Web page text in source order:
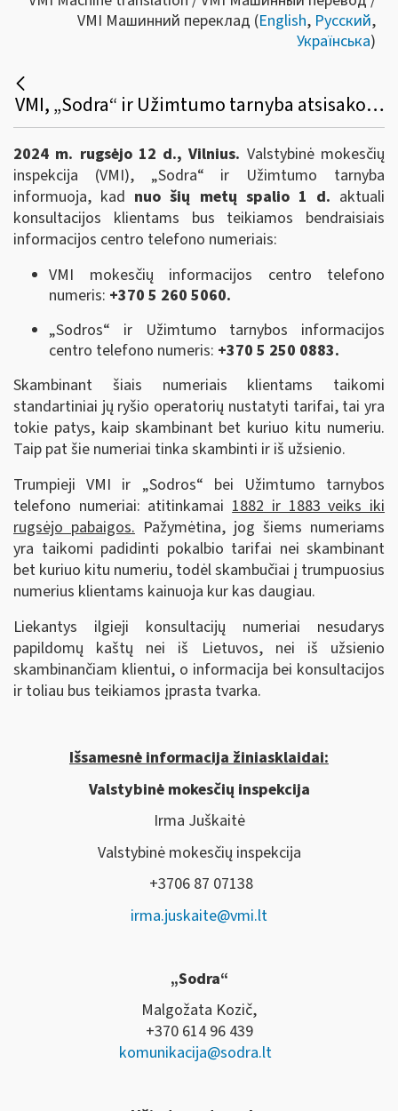
VMI Машинний переклад (English, Русский,
Українська)
VMI, „Sodra“ ir Užimtumo tarnyba atsisako trumpųjų konsultacijų numerių - pokyčiai nuo spalio 1 d.
2024 m. rugsėjo 12 d., Vilnius. Valstybinė mokesčių
inspekcija (VMI), „Sodra“ ir Užimtumo tarnyba
informuoja, kad nuo šių metų spalio 1 d. aktuali
konsultacijos klientams bus teikiamos bendraisiais
informacijos centro telefono numeriais:
VMI mokesčių informacijos centro telefono
numeris: +370 5 260 5060.
„Sodros“ ir Užimtumo tarnybos informacijos
centro telefono numeris: +370 5 250 0883.
Skambinant šiais numeriais klientams taikomi
standartiniai jų ryšio operatorių nustatyti tarifai, tai yra
tokie patys, kaip skambinant bet kuriuo kitu numeriu.
Taip pat šie numeriai tinka skambinti ir iš užsienio.
Trumpieji VMI ir „Sodros“ bei Užimtumo tarnybos
telefono numeriai: atitinkamai 1882 ir 1883 veiks iki
rugsėjo pabaigos. Pažymėtina, jog šiems numeriams
yra taikomi padidinti pokalbio tarifai nei skambinant
bet kuriuo kitu numeriu, todėl skambučiai į trumpuosius
numerius klientams kainuoja kur kas daugiau.
Liekantys ilgieji konsultacijų numeriai nesudarys
papildomų kaštų nei iš Lietuvos, nei iš užsienio
skambinančiam klientui, o informacija bei konsultacijos
ir toliau bus teikiamos įprasta tvarka.
Išsamesnė informacija žiniasklaidai:
Valstybinė mokesčių inspekcija
Irma Juškaitė
Valstybinė mokesčių inspekcija
+3706 87 07138
irma.juskaite@vmi.lt
„Sodra“
Malgožata Kozič,
+370 614 96 439
komunikacija@sodra.lt